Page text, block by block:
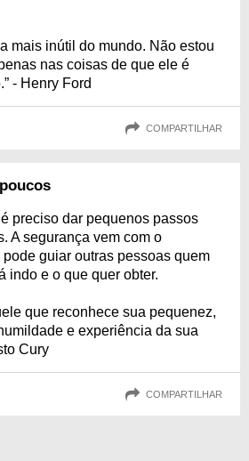
mais inútil do mundo. Não estou
nas coisas de que ele é
- Henry Ford
COMPARTILHAR
preciso dar pequenos passos
A segurança vem com o
guiar outras pessoas quem
indo e o que quer obter.
que reconhece sua pequenez,
e experiência da sua
Cury
COMPARTILHAR